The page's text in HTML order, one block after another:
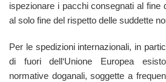
ispezionare i pacchi consegnati al fine
al solo fine del rispetto delle suddette
Per le spedizioni internazionali, in
di fuori dell‘Unione Europea
normative doganali, soggette a